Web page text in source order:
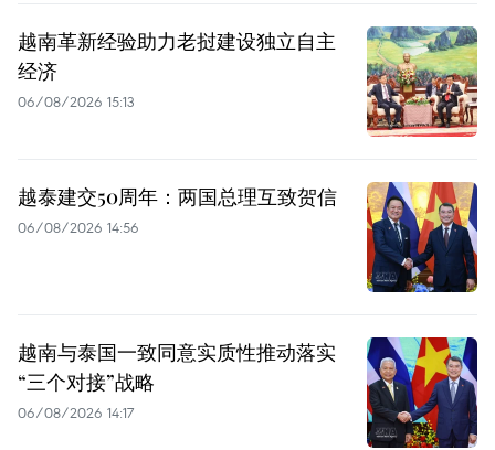
越南革新经验助力老挝建设独立自主
经济
06/08/2026 15:13
越泰建交50周年：两国总理互致贺信
06/08/2026 14:56
越南与泰国一致同意实质性推动落实
“三个对接”战略
06/08/2026 14:17